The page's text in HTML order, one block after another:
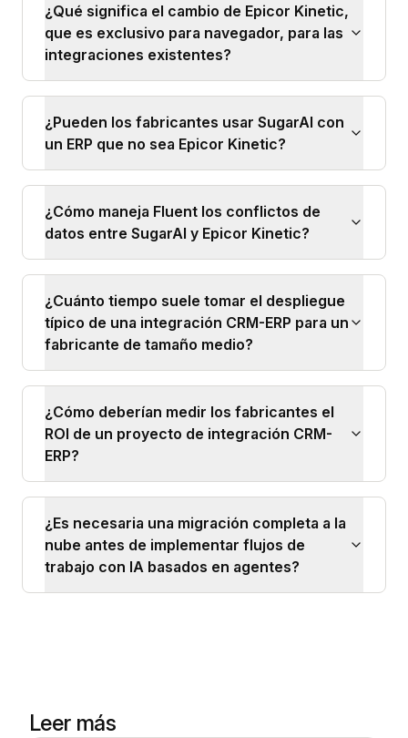
¿Qué significa el cambio de Epicor Kinetic,
que es exclusivo para navegador, para las
integraciones existentes?
¿Pueden los fabricantes usar SugarAI con
un ERP que no sea Epicor Kinetic?
¿Cómo maneja Fluent los conflictos de
datos entre SugarAI y Epicor Kinetic?
¿Cuánto tiempo suele tomar el despliegue
típico de una integración CRM-ERP para un
fabricante de tamaño medio?
¿Cómo deberían medir los fabricantes el
ROI de un proyecto de integración CRM-
ERP?
¿Es necesaria una migración completa a la
nube antes de implementar flujos de
trabajo con IA basados en agentes?
Leer más